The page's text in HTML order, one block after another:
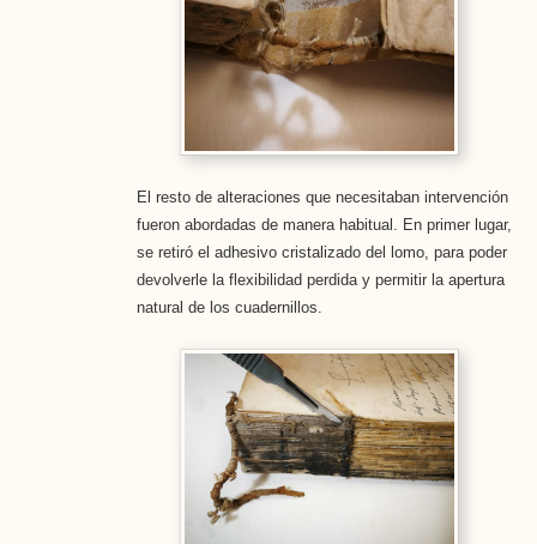
El resto de alteraciones que necesitaban intervención
fueron abordadas de manera habitual. En primer lugar,
se retiró el adhesivo cristalizado del lomo, para poder
devolverle la flexibilidad perdida y permitir la apertura
natural de los cuadernillos.